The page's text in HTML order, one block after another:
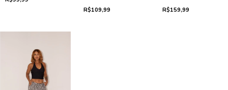
R$109,99
R$159,99